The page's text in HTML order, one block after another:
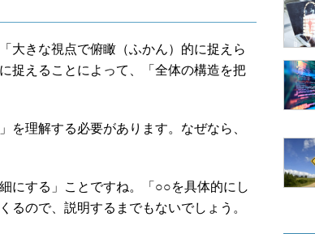
大きな視点で俯瞰（ふかん）的に捉えら
捉えることによって、「全体の構造を把
理解する必要があります。なぜなら、
にする」ことですね。「○○を具体的にし
るので、説明するまでもないでしょう。